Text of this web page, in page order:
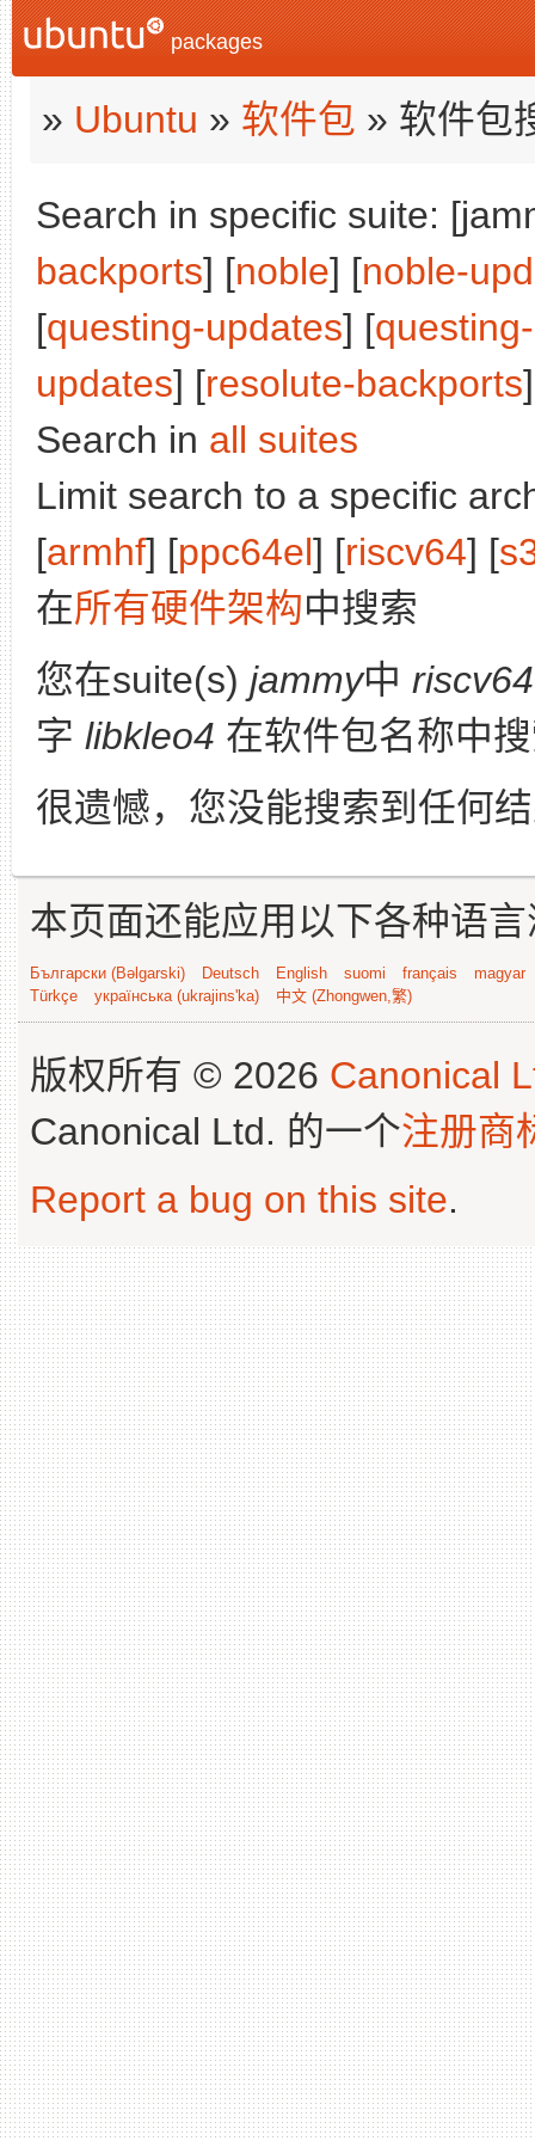
packages
» Ubuntu » 软件包 » 软件包
Search in specific suite:
backports] [noble] [noble-
[questing-updates] [
updates] [resolute-backports
Search in all suites
Limit search to a specific
[armhf] [ppc64el] [riscv64] [
在所有硬件架构中搜索
您在suite(s) jammy中 riscv64
字 libkleo4 在软件包名称中
很遗憾，您没能搜索到任何
本页面还能应用以下各种语
Български (Bəlgarski) Deutsch English suomi français
magyar
Türkçe
українська (ukrajins'ka) 中文 (Zhongwen,繁)
版权所有 © 2026 Canonical
Canonical Ltd. 的一个注册商
Report a bug on this site.